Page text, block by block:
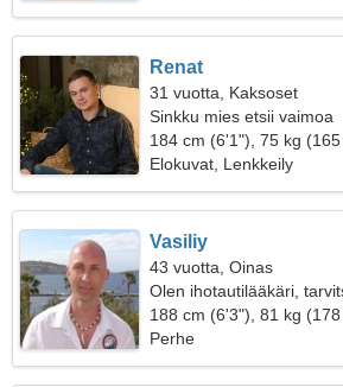
Renat
31 vuotta, Kaksoset
Sinkku mies etsii vaimoa
184 cm (6'1"), 75 kg (165
Elokuvat, Lenkkeily
Vasiliy
43 vuotta, Oinas
Olen ihotautilääkäri,
188 cm (6'3"), 81 kg (178
Perhe